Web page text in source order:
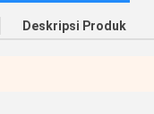
Deskripsi Produk